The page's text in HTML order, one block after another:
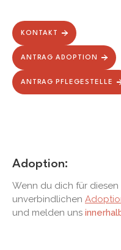
KONTAKT
ANTRAG ADOPTION
ANTRAG PFLEGESTELLE
Adoption:
Wenn du dich für
unverbindlichen
und melden uns